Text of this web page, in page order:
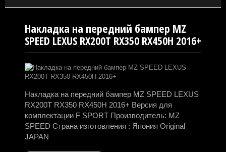
Накладка на передний бампер MZ
SPEED LEXUS RX200T RX350 RX450H 2016+
Накладка на передний бампер MZ SPEED LEXUS
RX200T RX350 RX450H 2016+ Версия для
комплектации F SPORT Производитель: MZ
SPEED Страна изготовления : Япония Original
JAPAN